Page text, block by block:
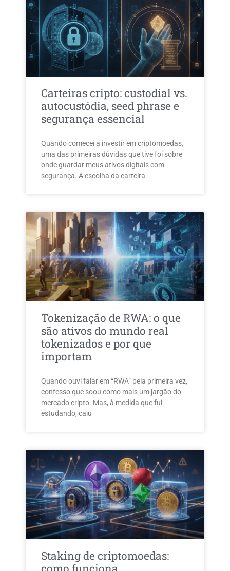
Carteiras cripto: custodial vs.
autocustódia, seed phrase e
segurança essencial
Quando comecei a investir em criptomoedas,
uma das primeiras dúvidas que tive foi sobre
onde guardar meus ativos digitais com
segurança. A escolha da carteira
Tokenização de RWA: o que
são ativos do mundo real
tokenizados e por que
importam
Quando ouvi falar em “RWA” pela primeira vez,
confesso que soou como mais um jargão do
mercado cripto. Mas, à medida que fui
estudando, caiu
Staking de criptomoedas: